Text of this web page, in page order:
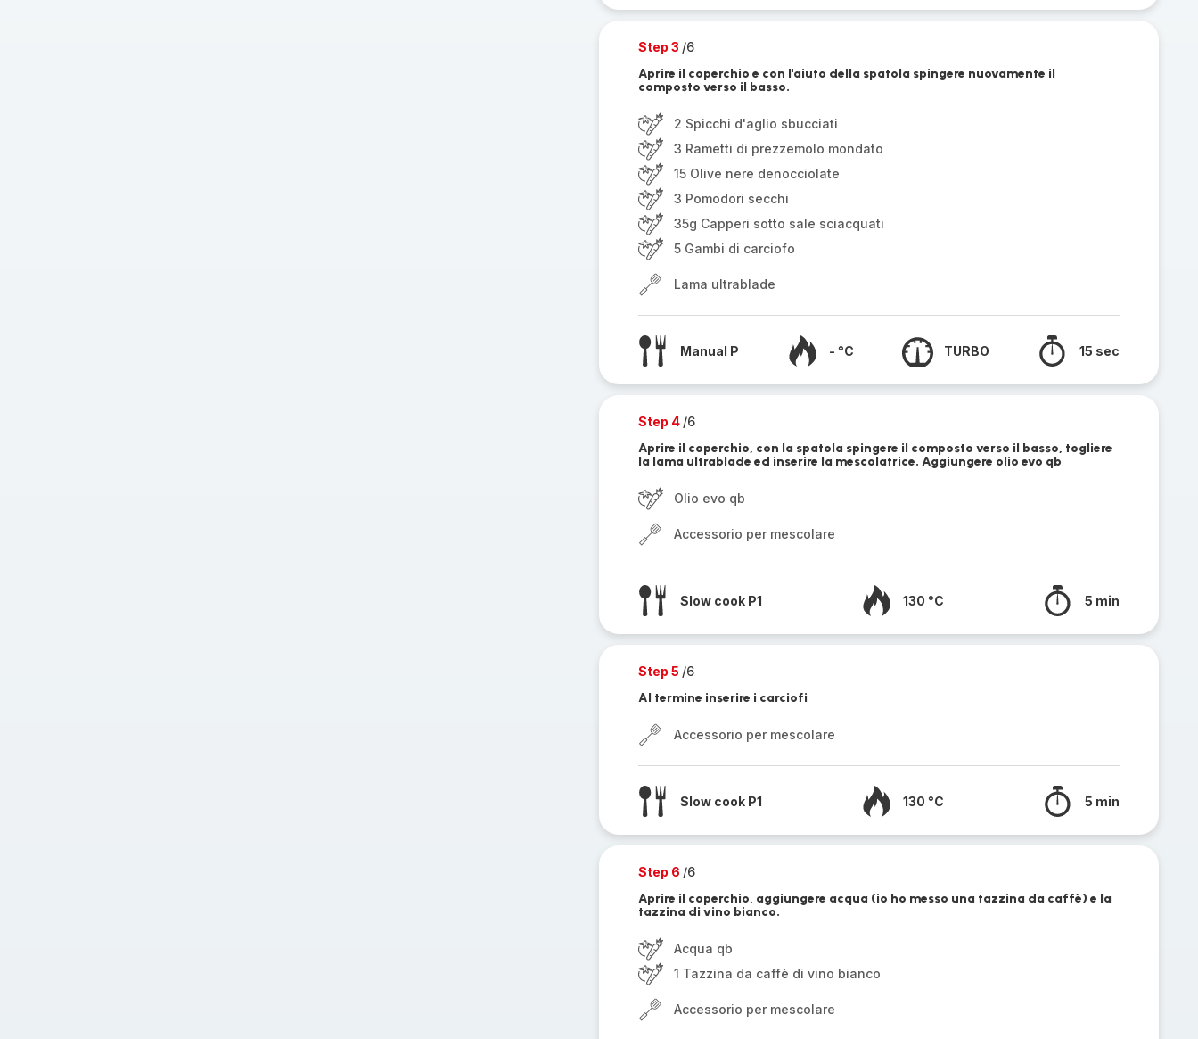
Step 3 /6
Aprire il coperchio e con l'aiuto della spatola spingere nuovamente il
composto verso il basso.
2 Spicchi d'aglio sbucciati
3 Rametti di prezzemolo mondato
15 Olive nere denocciolate
3 Pomodori secchi
35g Capperi sotto sale sciacquati
5 Gambi di carciofo
Lama ultrablade
Manual P - °C TURBO 15 sec
Step 4 /6
Aprire il coperchio, con la spatola spingere il composto verso il basso, togliere
la lama ultrablade ed inserire la mescolatrice. Aggiungere olio evo qb
Olio evo qb
Accessorio per mescolare
Slow cook P1 130 °C 5 min
Step 5 /6
Al termine inserire i carciofi
Accessorio per mescolare
Slow cook P1 130 °C 5 min
Step 6 /6
Aprire il coperchio, aggiungere acqua (io ho messo una tazzina da caffè) e la
tazzina di vino bianco.
Acqua qb
1 Tazzina da caffè di vino bianco
Accessorio per mescolare